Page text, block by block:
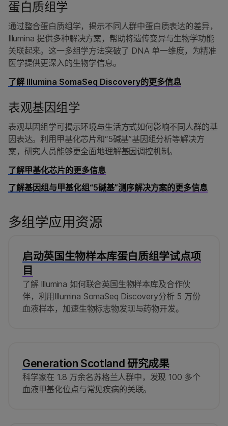
蛋白质组学
通过整合蛋白质组学，揭示不同人群中蛋白质表达的差异，
Illumina 提供多种解决方案，帮助将遗传变异与生物学功能
关联起来。这一多组学方法突破了 DNA 单一维度，为精准
医学提供更深入的生物学信息。
了解 Illumina SomaSeq Discovery的更多信息
表观基因组学
表观基因组学可揭示环境与生活方式如何影响不同人群的基
因表达。利用甲基化芯片和“5碱基”基因组分析等解决方
案，研究人员能够更全面地理解基因调控机制。
了解甲基化芯片的更多信息
了解基因组与甲基化组“5碱基”测序解决方案的更多信息
多组学应用资源
启动英国生物样本库蛋白质组学试点项
目
了解 Illumina 如何联合英国生物样本库及合作伙
伴，利用Illumina SomaSeq Discovery分析 5 万份
血液样本，加速生物标志物发现与药物开发。
Generation Scotland 研究成果
科学家在 1.8 万余名苏格兰人群中，发现 100 多个
血液甲基化位点与常见疾病的关联。